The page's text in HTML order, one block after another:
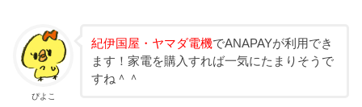
ぴよこ
紀伊国屋・ヤマダ電機でANAPAYが利用でき
ます！家電を購入すれば一気にたまりそうで
すね＾＾